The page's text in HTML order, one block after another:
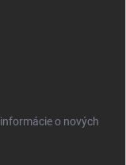
o nových